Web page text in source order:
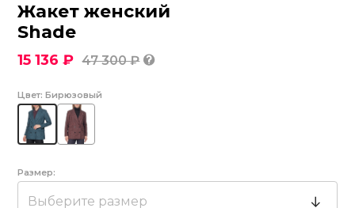
Жакет женский
Shade
15 136 ₽ 47 300 ₽
Цвет: Бирюзовый
Размер:
Выберите размер